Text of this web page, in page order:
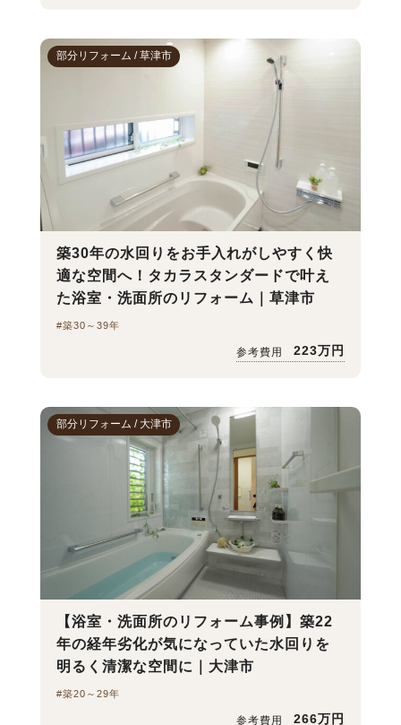
部分リフォーム / 草津市
築30年の水回りをお手入れがしやすく快
適な空間へ！タカラスタンダードで叶え
た浴室・洗面所のリフォーム｜草津市
#築30～39年
参考費用 223万円
部分リフォーム / 大津市
【浴室・洗面所のリフォーム事例】築22
年の経年劣化が気になっていた水回りを
明るく清潔な空間に｜大津市
#築20～29年
参考費用 266万円